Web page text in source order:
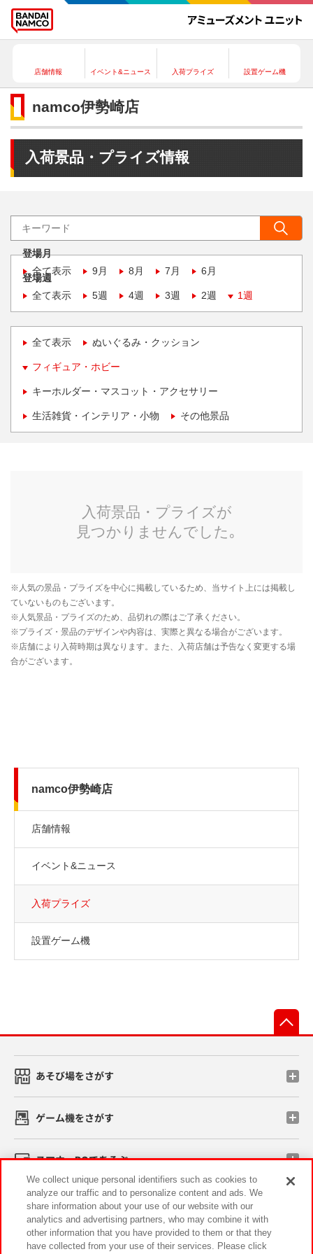
店舗情報 イベント&ニュース 入荷プライズ 設置ゲーム機
namco伊勢崎店
入荷景品・プライズ情報
登場月
全て表示
9月 8月 7月 6月
登場週
全て表示
5週 4週 3週 2週 1週
全て表示 ぬいぐるみ・クッション
フィギュア・ホビー
キーホルダー・マスコット・アクセサリー
生活雑貨・インテリア・小物 その他景品
namco伊勢崎店
店舗情報
イベント&ニュース
入荷プライズ
設置ゲーム機
あそび場をさがす
ゲーム機をさがす
スマホ・PCであそぶ
イベント・キャンペーン
We collect unique personal identifiers such as cookies to
analyze our traffic and to personalize content and ads. We
share information about your use of our website with our
analytics and advertising partners, who may combine it with
other information that you have provided to them or that they
have collected from your use of their services. Please click